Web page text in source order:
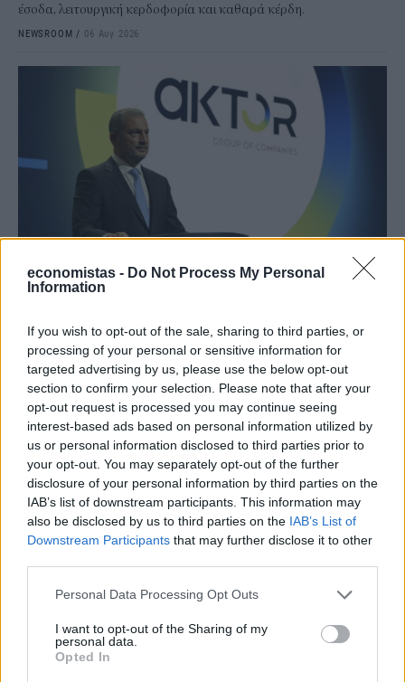
economistas - Do Not Process My Personal
Information
If you wish to opt-out of the sale, sharing to third parties, or
processing of your personal or sensitive information for
targeted advertising by us, please use the below opt-out
section to confirm your selection. Please note that after your
opt-out request is processed you may continue seeing
interest-based ads based on personal information utilized by
us or personal information disclosed to third parties prior to
your opt-out. You may separately opt-out of the further
disclosure of your personal information by third parties on the
IAB’s list of downstream participants. This information may
also be disclosed by us to third parties on the IAB’s List of
Downstream Participants that may further disclose it to other
Personal Data Processing Opt Outs
I want to opt-out of the Sharing of my
personal data.
Opted In
έσοδα, λειτουργική κερδοφορία και καθαρά κέρδη.
NEWSROOM / 06 Αυγ 2026
ΕΠΙΧΕΙΡΗΣΕΙΣ
εξαγορά του 75% των ΗΛΕΚΤΩΡ και THALIS
Ο Όμιλος AKTOR υπέγραψε δεσμευτική συμφωνία με τη Motor Oil
για την έμμεση απόκτηση του 75% των εταιρειών ΗΛΕΚΤΩΡ και
THALIS, ενισχύοντας τις δραστηριότητες του Ομίλου στην κυκλική
οικονομία και τον κύκλο του νερού.
NEWSROOM/05 Αυγ 2026